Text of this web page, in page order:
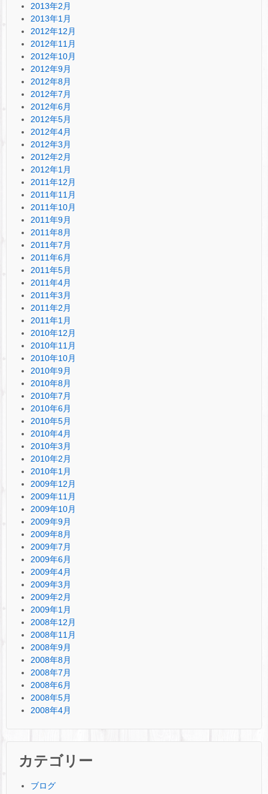
2013年2月
2013年1月
2012年12月
2012年11月
2012年10月
2012年9月
2012年8月
2012年7月
2012年6月
2012年5月
2012年4月
2012年3月
2012年2月
2012年1月
2011年12月
2011年11月
2011年10月
2011年9月
2011年8月
2011年7月
2011年6月
2011年5月
2011年4月
2011年3月
2011年2月
2011年1月
2010年12月
2010年11月
2010年10月
2010年9月
2010年8月
2010年7月
2010年6月
2010年5月
2010年4月
2010年3月
2010年2月
2010年1月
2009年12月
2009年11月
2009年10月
2009年9月
2009年8月
2009年7月
2009年6月
2009年4月
2009年3月
2009年2月
2009年1月
2008年12月
2008年11月
2008年9月
2008年8月
2008年7月
2008年6月
2008年5月
2008年4月
カテゴリー
ブログ